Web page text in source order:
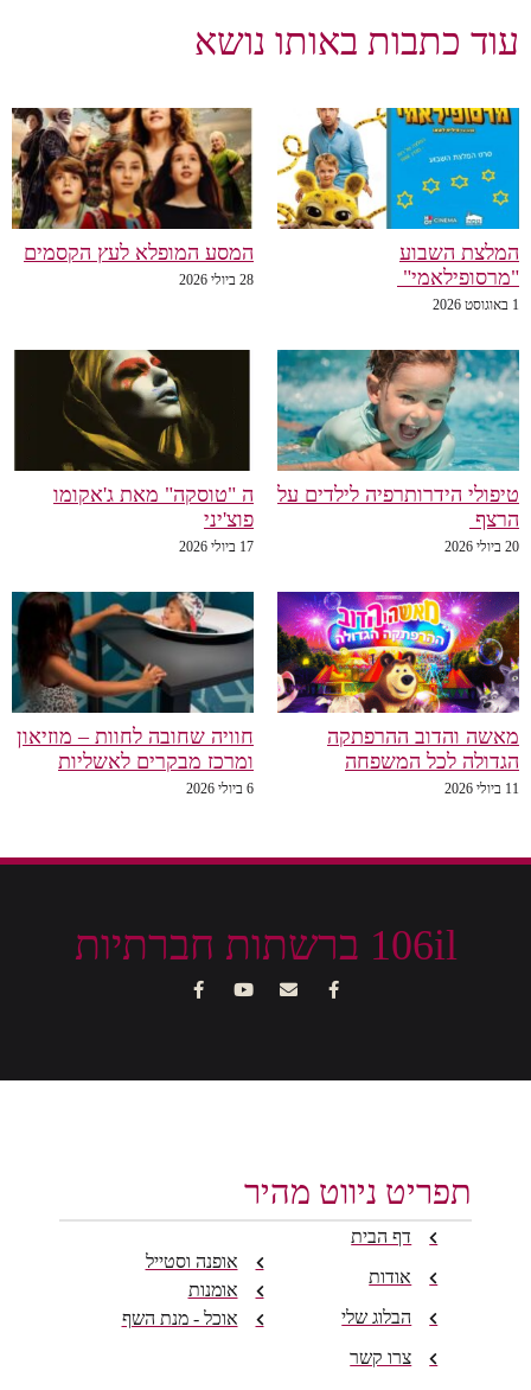
עוד כתבות באותו נושא
המלצת השבוע
"מרסופילאמי"
1 באוגוסט 2026
המסע המופלא לעץ הקסמים
28 ביולי 2026
טיפולי הידרותרפיה לילדים על
הרצף
20 ביולי 2026
ה "טוסקה" מאת ג'אקומו
פוצ'יני
17 ביולי 2026
מאשה והדוב ההרפתקה
הגדולה לכל המשפחה
11 ביולי 2026
חוויה שחובה לחוות – מוזיאון
ומרכז מבקרים לאשליות
6 ביולי 2026
106il ברשתות חברתיות
תפריט ניווט מהיר
דף הבית
אודות
הבלוג שלי
צרו קשר
אופנה וסטייל
אומנות
אוכל - מנת השף